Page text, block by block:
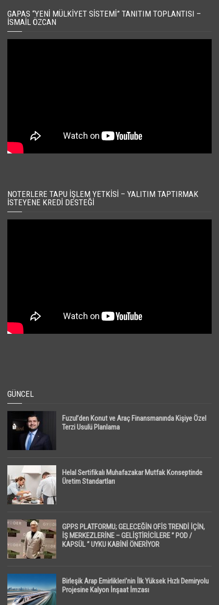
GAPAS “YENI MÜLKIYET SISTEMI” TANITIM TOPLANTISI –
İSMAIL ÖZCAN
NOTERLERE TAPU İŞLEM YETKISI – YALITIM TAPTIRMAK
İSTEYENE KREDI DESTEĞI
GÜNCEL
Fuzul’den Konut ve Araç Finansmanında Kişiye Özel
Terzi Usulü Planlama
Helal Sertifikalı Muhafazakar Mutfak Konseptinde
Üretim Standartları
GPPS PLATFORMU; GELECEĞİN OFİS TRENDİ İÇİN,
İŞ MERKEZLERİNE – GELİŞTİRİCİLERE ” POD /
KAPSÜL ” UYKU KABİNİ ÖNERİYOR
Birleşik Arap Emirlikleri’nin İlk Yüksek Hızlı Demiryolu
Projesine Kalyon İnşaat İmzası